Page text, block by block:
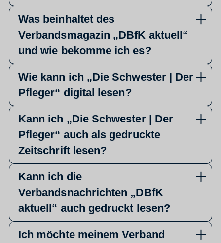
Was beinhaltet des
Verbandsmagazin „DBfK aktuell“
und wie bekomme ich es?
Wie kann ich „Die Schwester | Der
Pfleger“ digital lesen?
Kann ich „Die Schwester | Der
Pfleger“ auch als gedruckte
Zeitschrift lesen?
Kann ich die
Verbandsnachrichten „DBfK
aktuell“ auch gedruckt lesen?
Ich möchte meinem Verband